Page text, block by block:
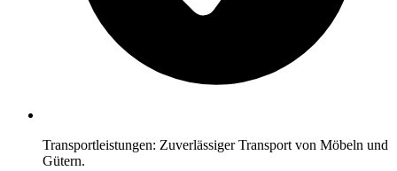
Transportleistungen: Zuverlässiger Transport von Möbeln und
Gütern.